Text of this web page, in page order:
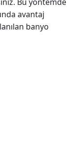
avantaj
banyo